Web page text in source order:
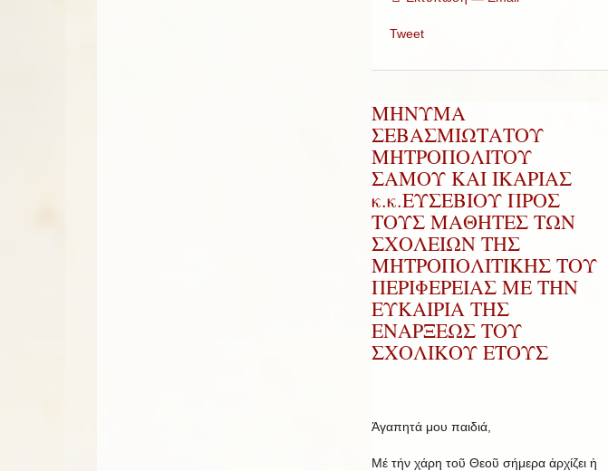
Tweet
ΜΗΝΥΜΑ
ΣΕΒΑΣΜΙΩΤΑΤΟΥ
ΜΗΤΡΟΠΟΛΙΤΟΥ
ΣΑΜΟΥ ΚΑΙ ΙΚΑΡΙΑΣ
κ.κ.ΕΥΣΕΒΙΟΥ ΠΡΟΣ
ΤΟΥΣ ΜΑΘΗΤΕΣ ΤΩΝ
ΣΧΟΛΕΙΩΝ ΤΗΣ
ΜΗΤΡΟΠΟΛΙΤΙΚΗΣ ΤΟΥ
ΠΕΡΙΦΕΡΕΙΑΣ ΜΕ ΤΗΝ
ΕΥΚΑΙΡΙΑ ΤΗΣ
ΕΝΑΡΞΕΩΣ ΤΟΥ
ΣΧΟΛΙΚΟΥ ΕΤΟΥΣ
Ἀγαπητά μου παιδιά,
Μέ τήν χάρη τοῦ Θεοῦ σήμερα ἀρχίζει ἡ